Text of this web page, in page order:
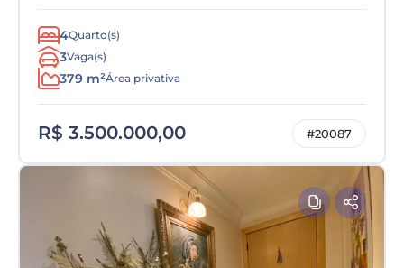
4Quarto(s)
3Vaga(s)
379 m²Área privativa
R$ 3.500.000,00 #20087